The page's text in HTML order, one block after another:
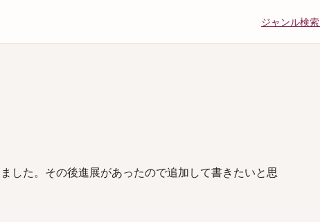
ジャンル検索
した。その後進展があったので追加して書きたいと思